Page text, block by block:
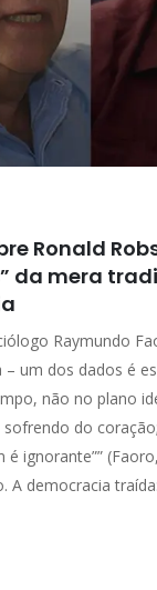
Ronald
da mera
Raymundo
– um dos dados é
não no plano
sofrendo do
ignorante””
A democracia